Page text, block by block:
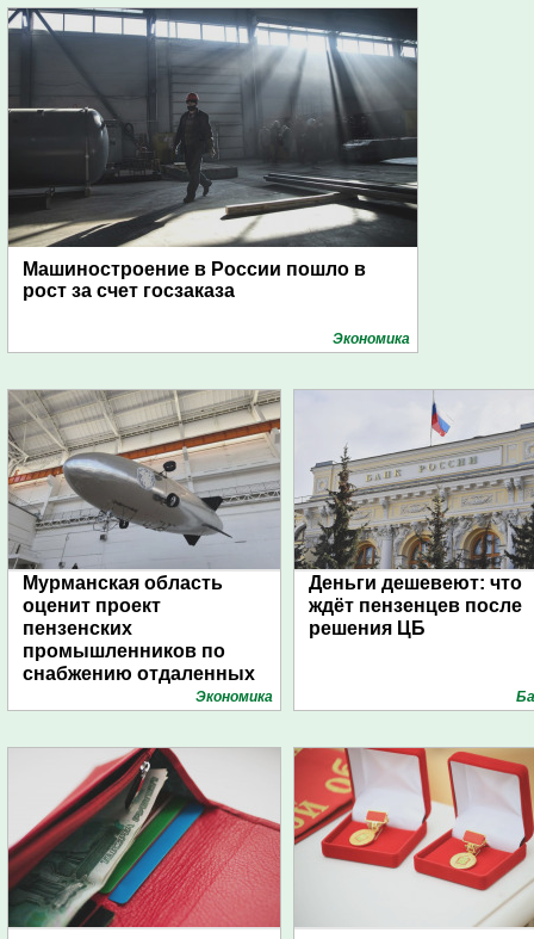
Машиностроение в России пошло в
рост за счет госзаказа
Экономика
Мурманская область
оценит проект
пензенских
промышленников по
снабжению отдаленных
поселений с помощью
Экономика
Деньги дешевеют: что
ждёт пензенцев после
решения ЦБ